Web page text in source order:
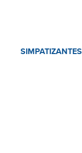
SIMPATIZANTES